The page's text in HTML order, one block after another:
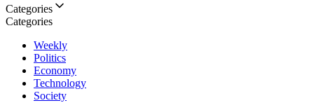
Categories
Categories
Weekly
Politics
Economy
Technology
Society